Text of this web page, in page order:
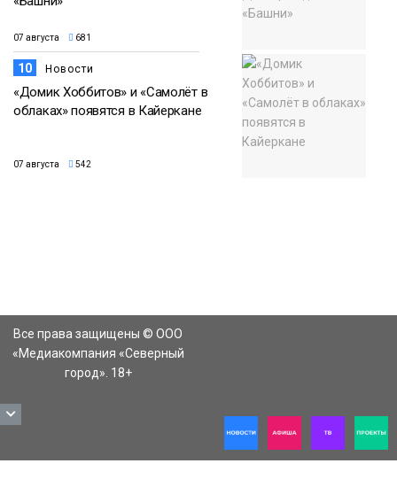
07 августа 681
10 Новости
«Домик Хоббитов» и «Самолёт в
облаках» появятся в Кайеркане
07 августа 542
Все права защищены © ООО
«Медиакомпания «Северный
город». 18+